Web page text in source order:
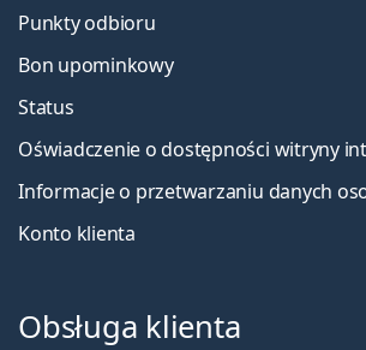
Punkty odbioru
Bon upominkowy
Status
Oświadczenie o dostępności witryny
Informacje o przetwarzaniu danych
Konto klienta
Obsługa klienta